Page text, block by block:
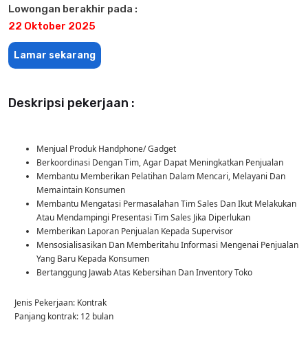
Lowongan berakhir pada :
22 Oktober 2025
Lamar sekarang
Deskripsi pekerjaan :
Menjual Produk Handphone/ Gadget
Berkoordinasi Dengan Tim, Agar Dapat Meningkatkan Penjualan
Membantu Memberikan Pelatihan Dalam Mencari, Melayani Dan
Memaintain Konsumen
Membantu Mengatasi Permasalahan Tim Sales Dan Ikut Melakukan
Atau Mendampingi Presentasi Tim Sales Jika Diperlukan
Memberikan Laporan Penjualan Kepada Supervisor
Mensosialisasikan Dan Memberitahu Informasi Mengenai Penjualan
Yang Baru Kepada Konsumen
Bertanggung Jawab Atas Kebersihan Dan Inventory Toko
Jenis Pekerjaan: Kontrak
Panjang kontrak: 12 bulan